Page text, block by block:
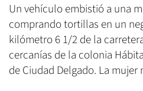
Un vehículo embistió a una
comprando tortillas en un
kilómetro 6 1/2 de la
cercanías de la colonia
de Ciudad Delgado. La